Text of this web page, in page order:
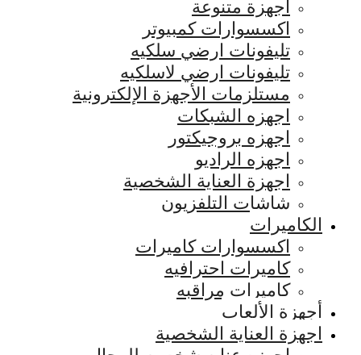
أجهزة متنوعة
اكسسوارات كمبيوتر
تليفونات ارضي سلكيه
تليفونات ارضي لاسلكيه
مستلزمات الأجهزة الإلكترونية
اجهزه الشبكات
اجهزه بروجيكتور
اجهزه الراديو
اجهزة العناية الشخصية
شاشات التلفزيون
الكاميرات
اكسسوارات كاميرات
كاميرات احترافيه
كاميرات مراقبه
أجهزة الألعاب
اجهزة العناية الشخصية